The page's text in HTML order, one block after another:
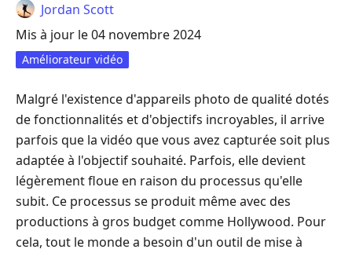
Jordan Scott
Mis à jour le 04 novembre 2024
Améliorateur vidéo
Malgré l'existence d'appareils photo de qualité dotés
de fonctionnalités et d'objectifs incroyables, il arrive
parfois que la vidéo que vous avez capturée soit plus
adaptée à l'objectif souhaité. Parfois, elle devient
légèrement floue en raison du processus qu'elle
subit. Ce processus se produit même avec des
productions à gros budget comme Hollywood. Pour
cela, tout le monde a besoin d'un outil de mise à